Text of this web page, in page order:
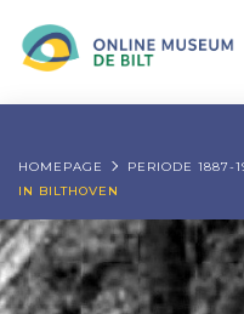
HOMEPAGE PERIODE 1887-
IN BILTHOVEN